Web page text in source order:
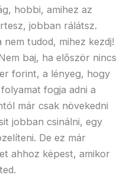
hobbi, amihez az
jobban rálátsz.
tudod, mihez kezdj!
baj, ha először nincs
forint, a lényeg, hogy
fogja adni a
már csak növekedni
jobban csinálni, egy
De ez már
ahhoz képest, amikor